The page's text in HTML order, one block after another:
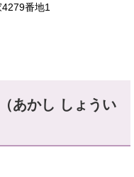
番地1
あかし しょうい